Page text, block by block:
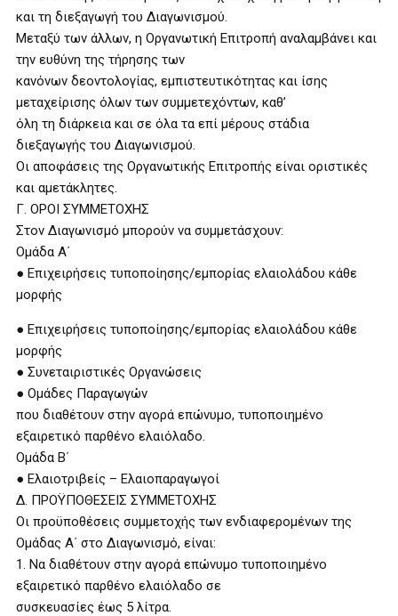
και τη διεξαγωγή του Διαγωνισμού.
Μεταξύ των άλλων, η Οργανωτική Επιτροπή αναλαμβάνει και
την ευθύνη της τήρησης των
κανόνων δεοντολογίας, εμπιστευτικότητας και ίσης
μεταχείρισης όλων των συμμετεχόντων, καθ’
όλη τη διάρκεια και σε όλα τα επί μέρους στάδια
διεξαγωγής του Διαγωνισμού.
Οι αποφάσεις της Οργανωτικής Επιτροπής είναι οριστικές
και αμετάκλητες.
Γ. ΟΡΟΙ ΣΥΜΜΕΤΟΧΗΣ
Στον Διαγωνισμό μπορούν να συμμετάσχουν:
Ομάδα Α΄
● Επιχειρήσεις τυποποίησης/εμπορίας ελαιολάδου κάθε
μορφής
● Επιχειρήσεις τυποποίησης/εμπορίας ελαιολάδου κάθε
μορφής
● Συνεταιριστικές Οργανώσεις
● Ομάδες Παραγωγών
που διαθέτουν στην αγορά επώνυμο, τυποποιημένο
εξαιρετικό παρθένο ελαιόλαδο.
Ομάδα Β΄
● Ελαιοτριβείς – Ελαιοπαραγωγοί
Δ. ΠΡΟΫΠΟΘΕΣΕΙΣ ΣΥΜΜΕΤΟΧΗΣ
Οι προϋποθέσεις συμμετοχής των ενδιαφερομένων της
Ομάδας Α΄ στο Διαγωνισμό, είναι:
1. Να διαθέτουν στην αγορά επώνυμο τυποποιημένο
εξαιρετικό παρθένο ελαιόλαδο σε
συσκευασίες έως 5 λίτρα.